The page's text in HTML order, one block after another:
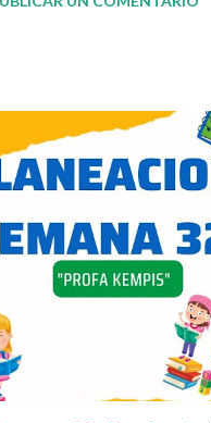
semana 32 donde
material sea de gran utilidad
y aprendizaje para
de logro educativo.
increibles archivos ya que
podemos gozar de estas
que nosotros solo los
e informativos.😊
aquí 👇👇?...